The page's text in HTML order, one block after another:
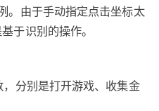
。由于手动指定点击坐标太
于识别的操作。
分别是打开游戏、收集金